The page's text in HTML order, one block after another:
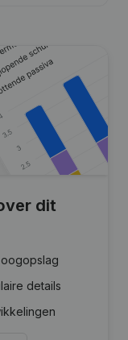
dit
details